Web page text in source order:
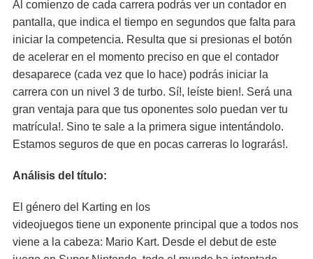
Al comienzo de cada carrera podrás ver un contador en
pantalla, que indica el tiempo en segundos que falta para
iniciar la competencia. Resulta que si presionas el botón
de acelerar en el momento preciso en que el contador
desaparece (cada vez que lo hace) podrás iniciar la
carrera con un nivel 3 de turbo. Sí!, leíste bien!. Será una
gran ventaja para que tus oponentes solo puedan ver tu
matrícula!. Sino te sale a la primera sigue intentándolo.
Estamos seguros de que en pocas carreras lo lograrás!.
Análisis del título:
El género del Karting en los
videojuegos tiene un exponente principal que a todos nos
viene a la cabeza: Mario Kart. Desde el debut de este